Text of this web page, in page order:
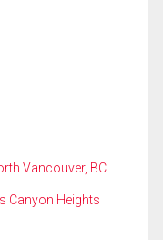
Vancouver, BC
Canyon Heights